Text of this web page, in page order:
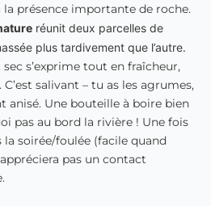
la présence importante de roche.
réunit deux parcelles de
plus tardivement que l’autre.
sec s’exprime tout en fraîcheur,
salivant – tu as les agrumes,
anisé. Une bouteille à boire bien
pas au bord la rivière ! Une fois
soirée/foulée (facile quand
pas un contact